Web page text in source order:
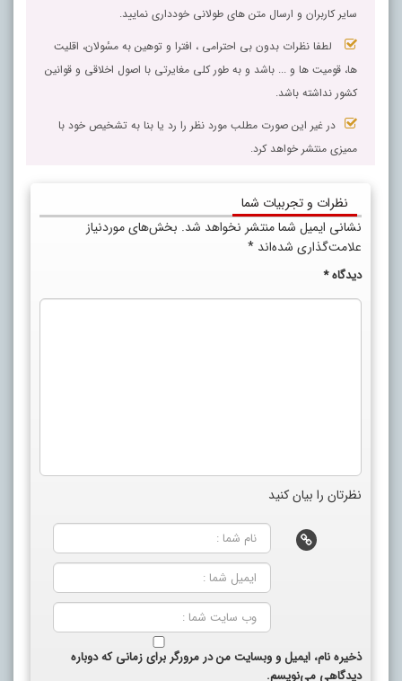
سایر کاربران و ارسال متن های طولانی خودداری نمایید.
لطفا نظرات بدون بی احترامی ، افترا و توهین به مسٔولان، اقلیت
ها، قومیت ها و ... باشد و به طور کلی مغایرتی با اصول اخلاقی و قوانین
کشور نداشته باشد.
در غیر این صورت مطلب مورد نظر را رد یا بنا به تشخیص خود با
ممیزی منتشر خواهد کرد.
نظرات و تجربیات شما
نشانی ایمیل شما منتشر نخواهد شد. بخش‌های موردنیاز
علامت‌گذاری شده‌اند *
دیدگاه*
نظرتان را بیان کنید
ذخیره نام، ایمیل و وبسایت من در مرورگر برای زمانی که دوباره
دیدگاهی می‌نویسم.